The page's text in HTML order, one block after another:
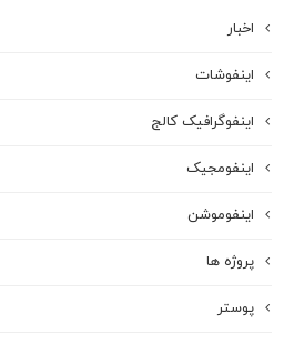
اخبار
اینفوشات
اینفوگرافیک کالج
اینفومجیک
اینفوموشن
پروژه ها
پوستر